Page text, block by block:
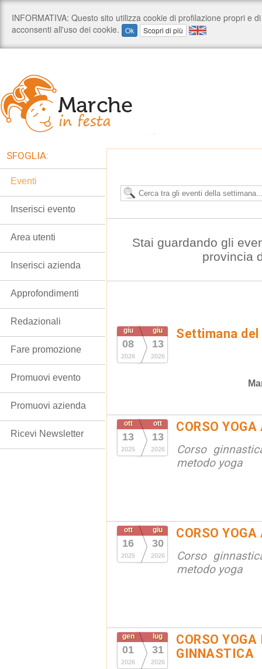
Stai guardando gli
provincia
giu
08
2026
giu
13
2026
Settimana
ott
13
2025
ott
13
2026
CORSO
Corso
metodo yoga
ott
16
2025
giu
30
2026
CORSO
Corso
metodo yoga
gen
01
2026
lug
31
2026
CORSO
GINNASTICA
SFOGLIA:
Eventi
Inserisci evento
Area utenti
Inserisci azienda
Approfondimenti
Redazionali
Fare promozione
Promuovi evento
Promuovi azienda
Ricevi Newsletter